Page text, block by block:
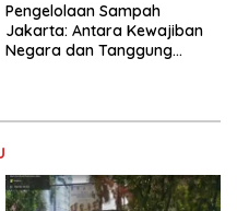
Pengelolaan Sampah
Jakarta: Antara Kewajiban
Negara dan Tanggung